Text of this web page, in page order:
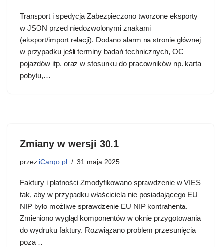
Transport i spedycja Zabezpieczono tworzone eksporty
w JSON przed niedozwolonymi znakami
(eksport/import relacji). Dodano alarm na stronie głównej
w przypadku jeśli terminy badań technicznych, OC
pojazdów itp. oraz w stosunku do pracowników np. karta
pobytu,…
Zmiany w wersji 30.1
przez iCargo.pl 31 maja 2025
Faktury i płatności Zmodyfikowano sprawdzenie w VIES
tak, aby w przypadku właściciela nie posiadającego EU
NIP było możliwe sprawdzenie EU NIP kontrahenta.
Zmieniono wygląd komponentów w oknie przygotowania
do wydruku faktury. Rozwiązano problem przesunięcia
poza…